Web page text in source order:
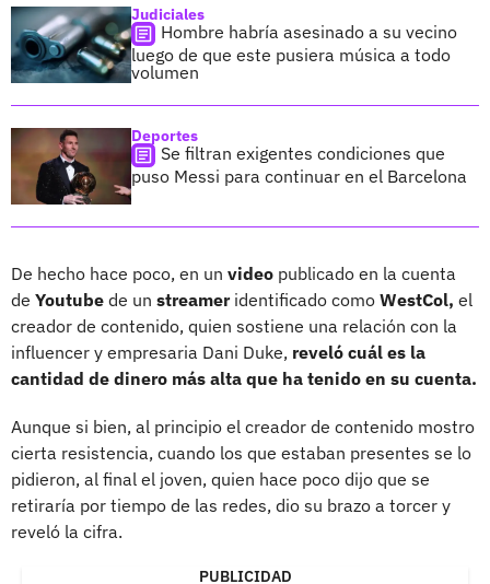
Judiciales
Hombre habría asesinado a su vecino
luego de que este pusiera música a todo
volumen
Deportes
Se filtran exigentes condiciones que
puso Messi para continuar en el Barcelona
De hecho hace poco, en un video publicado en la cuenta
de Youtube de un streameridentificado como WestCol, el
creador de contenido, quien sostiene una relación con la
influencer y empresaria Dani Duke, reveló cuál es la
cantidad de dinero más alta que ha tenido en su cuenta.
Aunque si bien, al principio el creador de contenido mostro
cierta resistencia, cuando los que estaban presentes se lo
pidieron, al final el joven, quien hace poco dijo que se
retiraría por tiempo de las redes, dio su brazo a torcer y
reveló la cifra.
PUBLICIDAD